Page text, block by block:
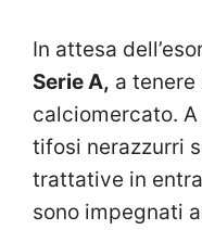
In attesa
Serie A, a tenere
calciomercato.
tifosi nerazzurri
trattative in
sono impegnati